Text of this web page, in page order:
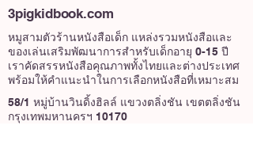
3pigkidbook.com
หมูสามตัวร้านหนังสือเด็ก แหล่งรวมหนังสือและ
ของเล่นเสริมพัฒนาการสำหรับเด็กอายุ 0-15 ปี
เราคัดสรรหนังสือคุณภาพทั้งไทยและต่างประเทศ
พร้อมให้คำแนะนำในการเลือกหนังสือที่เหมาะสม
58/1 หมู่บ้านวินดิ้งฮิลล์ แขวงตลิ่งชัน เขตตลิ่งชัน
กรุงเทพมหานครฯ 10170